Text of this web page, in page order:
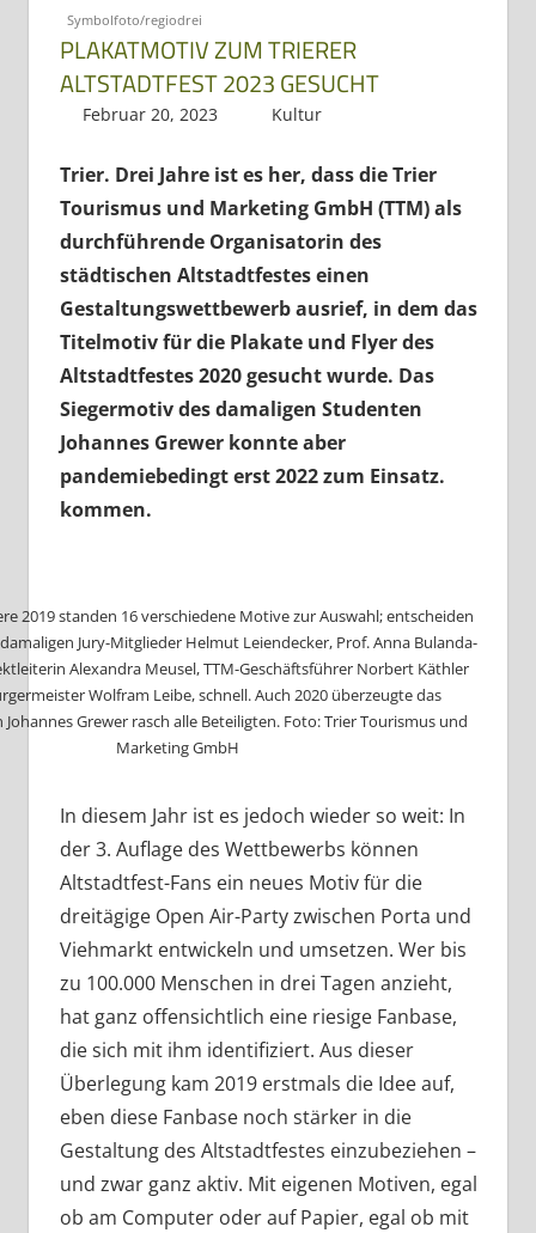
Symbolfoto/regiodrei
PLAKATMOTIV ZUM TRIERER
ALTSTADTFEST 2023 GESUCHT
Februar 20, 2023 Regio3
Kultur
Trier. Drei Jahre ist es her, dass die Trier
Tourismus und Marketing GmbH (TTM) als
durchführende Organisatorin des
städtischen Altstadtfestes einen
Gestaltungswettbewerb ausrief, in dem das
Titelmotiv für die Plakate und Flyer des
Altstadtfestes 2020 gesucht wurde. Das
Siegermotiv des damaligen Studenten
Johannes Grewer konnte aber
pandemiebedingt erst 2022 zum Einsatz.
kommen.
2019 standen 16 verschiedene Motive zur Auswahl; entscheiden
Jury-Mitglieder Helmut Leiendecker, Prof. Anna Bulanda-
Alexandra Meusel, TTM-Geschäftsführer Norbert Käthler
Wolfram Leibe, schnell. Auch 2020 überzeugte das
Grewer rasch alle Beteiligten. Foto: Trier Tourismus und
Marketing GmbH
In diesem Jahr ist es jedoch wieder so weit: In
der 3. Auflage des Wettbewerbs können
Altstadtfest-Fans ein neues Motiv für die
dreitägige Open Air-Party zwischen Porta und
Viehmarkt entwickeln und umsetzen. Wer bis
zu 100.000 Menschen in drei Tagen anzieht,
hat ganz offensichtlich eine riesige Fanbase,
die sich mit ihm identifiziert. Aus dieser
Überlegung kam 2019 erstmals die Idee auf,
eben diese Fanbase noch stärker in die
Gestaltung des Altstadtfestes einzubeziehen –
und zwar ganz aktiv. Mit eigenen Motiven, egal
ob am Computer oder auf Papier, egal ob mit